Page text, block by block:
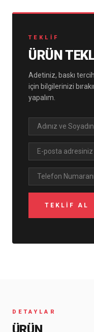
TEKLIF
ÜRÜN
Adetiniz, baskı
için bilgilerinizi
yapalım.
DETAYLAR